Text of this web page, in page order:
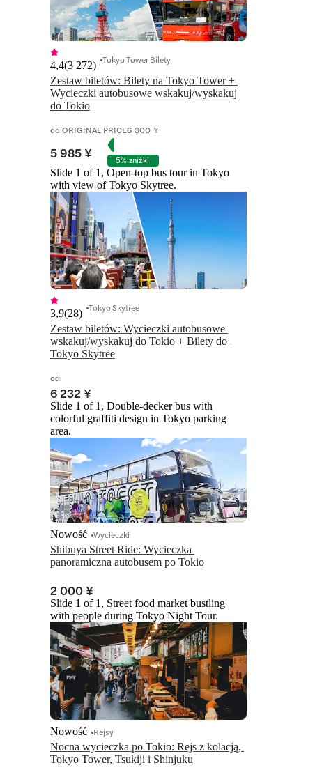
Zestaw biletów: Bilety na Tokyo Tower +
Wycieczki autobusowe wskakuj/wyskakuj
do Tokio
4,4(3 272) Tokyo Tower Bilety
od ORIGINAL PRICE6 300 ¥
5 985 ¥ 5% zniżki
Slide 1 of 1, Open-top bus tour in Tokyo
with view of Tokyo Skytree.
Zestaw biletów: Wycieczki autobusowe
wskakuj/wyskakuj do Tokio + Bilety do
Tokyo Skytree
3,9(28) Tokyo Skytree
od
6 232 ¥
Slide 1 of 1, Double-decker bus with
colorful graffiti design in Tokyo parking
area.
Shibuya Street Ride: Wycieczka
panoramiczna autobusem po Tokio
Nowość Wycieczki
2 000 ¥
Slide 1 of 1, Street food market bustling
with people during Tokyo Night Tour.
Nocna wycieczka po Tokio: Rejs z kolacją,
Tokyo Tower, Tsukiji i Shinjuku
Nowość Rejsy